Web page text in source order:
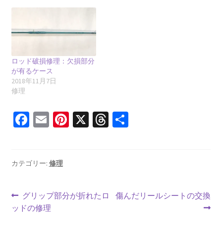
ロッド破損修理：欠損部分
が有るケース
2018年11月7日
修理
Fa
o
k
E
l
Pi X T 共
カテゴリー: 修理
投
稿
前
の
グリップ部分が折れたロ
ッドの修理
次
傷んだリールシートの交換